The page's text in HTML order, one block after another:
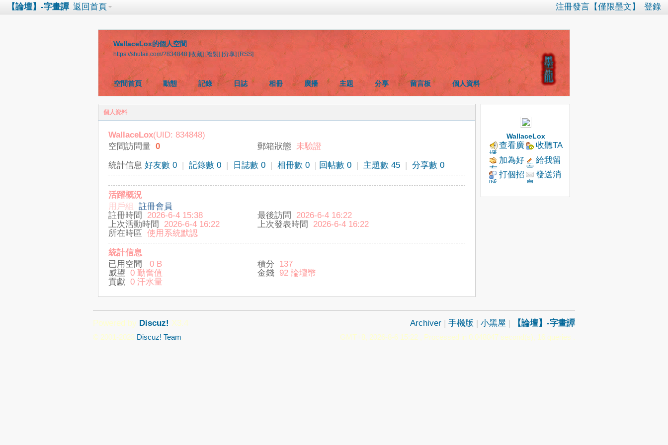
注冊發言【僅限墨文】 登錄
【論壇】-字畫譚 返回首頁
WallaceLox的個人空間
https://shufaii.com/?834848 [收藏] [複製] [分享] [RSS]
空間首頁 動態 記錄 日誌 相冊 廣播 主題 分享 留言板 個人資料
個人資料
WallaceLox(UID: 834848)
空間訪問量 0 郵箱狀態 未驗證
統計信息 好友數 0 | 記錄數 0 | 日誌數 0 | 相冊數 0 | 回帖數 0 | 主題數 45 | 分享數 0
活躍概況
用戶組 註冊會員
註冊時間
2026-6-4 15:38 最後訪問
2026-6-4 16:22
上次活動時間
2026-6-4 16:22 上次發表時間
2026-6-4 16:22
所在時區 使用系統默認
統計信息
已用空間
0 B 積分
137
威望 0 勤奮值 金錢 92 論壇幣
貢獻 0 汗水量
WallaceLox
查看廣
播
收聽TA
加為好
友
給我留
言
打個招
呼
發送消
息
Archiver | 手機版 | 小黑屋 | 【論壇】-字畫譚
GMT+8, 2026-8-6 15:22 , Processed in 0.048047 second(s), 16 queries .
Powered by Discuz! X3.4
© 2001-2023 Discuz! Team.